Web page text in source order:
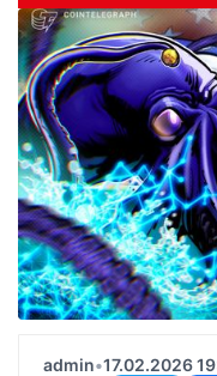
admin•17.02.2026